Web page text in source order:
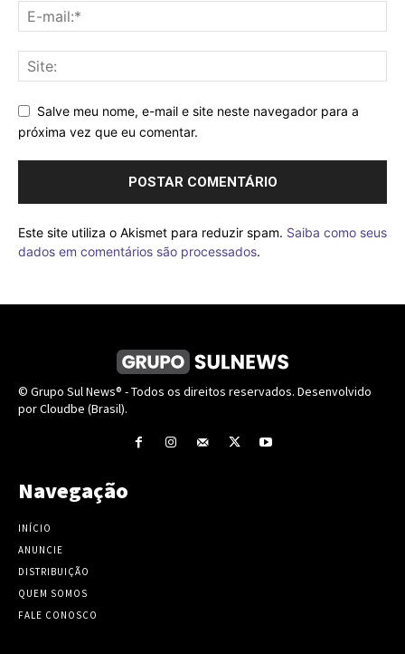
Salve meu nome, e-mail e site neste navegador para a
próxima vez que eu comentar.
Este site utiliza o Akismet para reduzir spam. Saiba como seus
dados em comentários são processados.
© Grupo Sul News® - Todos os direitos reservados. Desenvolvido
por Cloudbe (Brasil).
Navegação
INÍCIO
ANUNCIE
DISTRIBUIÇÃO
QUEM SOMOS
FALE CONOSCO